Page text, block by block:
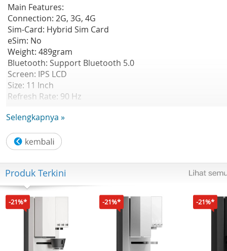
Main Features:
Connection: 2G, 3G, 4G
Sim-Card: Hybrid Sim Card
eSim: No
Weight: 489gram
Bluetooth: Support Bluetooth 5.0
Screen: IPS LCD
Size: 11 Inch
Refresh Rate: 90 Hz
Screen Ratio: 16:10, 83% Screen to Body
Charging: 18W
Battery: 8000mAh
Contrast: 1500:1
Processor: Qualcomm Snapdragon 685
CPU: Octa-Core ( 4x 2.8 Ghz - Corte-A73 & 4x 1.9 Ghz-
153)
GPU: Adreno 610
ROM: 128 GB
External Memory: Up to 512 GB
Selengkapnya »
Produk Terkini
-21%* -21%* -21%*